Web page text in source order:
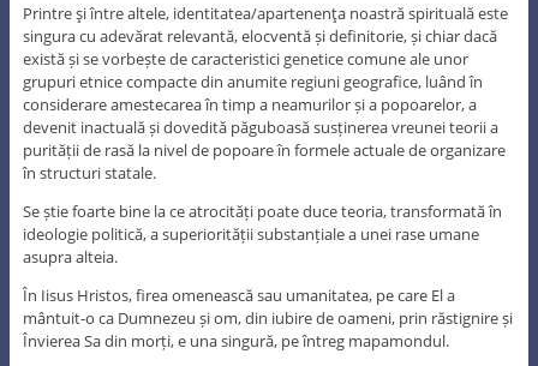
Printre şi între altele, identitatea/apartenenţa noastră spirituală este
singura cu adevărat relevantă, elocventă și definitorie, și chiar dacă
există și se vorbește de caracteristici genetice comune ale unor
grupuri etnice compacte din anumite regiuni geografice, luând în
considerare amestecarea în timp a neamurilor și a popoarelor, a
devenit inactuală și dovedită păguboasă susținerea vreunei teorii a
purității de rasă la nivel de popoare în formele actuale de organizare
în structuri statale.
Se știe foarte bine la ce atrocități poate duce teoria, transformată în
ideologie politică, a superiorității substanțiale a unei rase umane
asupra alteia.
În Iisus Hristos, firea omenească sau umanitatea, pe care El a
mântuit-o ca Dumnezeu și om, din iubire de oameni, prin răstignire și
Învierea Sa din morți, e una singură, pe întreg mapamondul.